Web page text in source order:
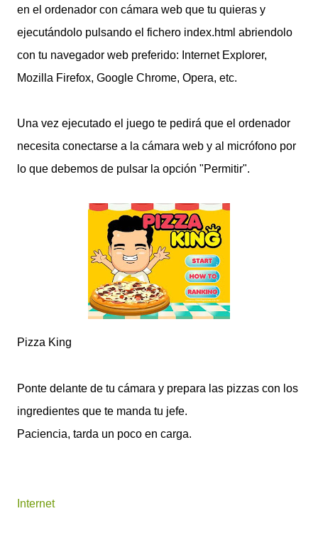
en el ordenador con cámara web que tu quieras y
ejecutándolo pulsando el fichero index.html abriendolo
con tu navegador web preferido: Internet Explorer,
Mozilla Firefox, Google Chrome, Opera, etc.
Una vez ejecutado el juego te pedirá que el ordenador
necesita conectarse a la cámara web y al micrófono por
lo que debemos de pulsar la opción "Permitir".
Pizza King
Ponte delante de tu cámara y prepara las pizzas con los
ingredientes que te manda tu jefe.
Paciencia, tarda un poco en carga.
Internet